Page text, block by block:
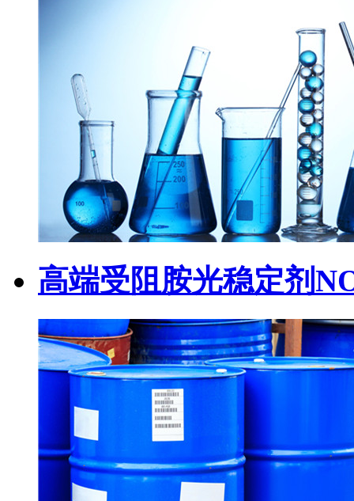
高端受阻胺光稳定剂